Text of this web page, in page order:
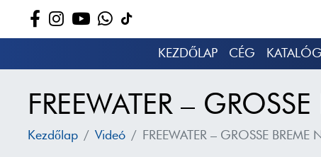
KEZDŐLAP CÉG
FREEWATER –
Kezdőlap Videó FREEWATER – GROSSE